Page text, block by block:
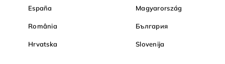
España Magyarország
România България
Hrvatska Slovenija